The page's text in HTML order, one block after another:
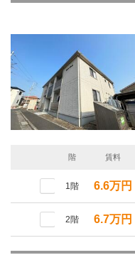
階 賃料
1階 6.6万円
2階 6.7万円